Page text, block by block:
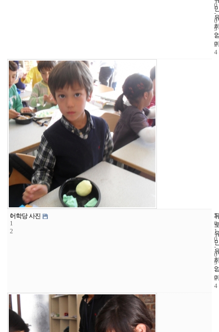
0
-
0
9
-
2
4
1
1
2
어학당 사진 5
2
0
1
0
-
0
9
-
2
4